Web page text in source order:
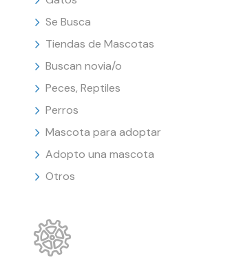
Se Busca
Tiendas de Mascotas
Buscan novia/o
Peces, Reptiles
Perros
Mascota para adoptar
Adopto una mascota
Otros